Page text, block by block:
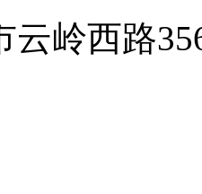
市云岭西路